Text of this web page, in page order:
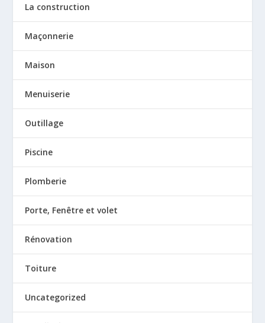
La construction
Maçonnerie
Maison
Menuiserie
Outillage
Piscine
Plomberie
Porte, Fenêtre et volet
Rénovation
Toiture
Uncategorized